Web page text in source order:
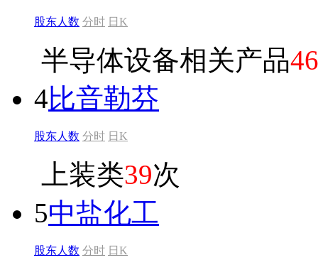
股东人数 分时 日K
半导体设备相关产品46
4比音勒芬
股东人数 分时 日K
上装类39次
5中盐化工
股东人数 分时 日K